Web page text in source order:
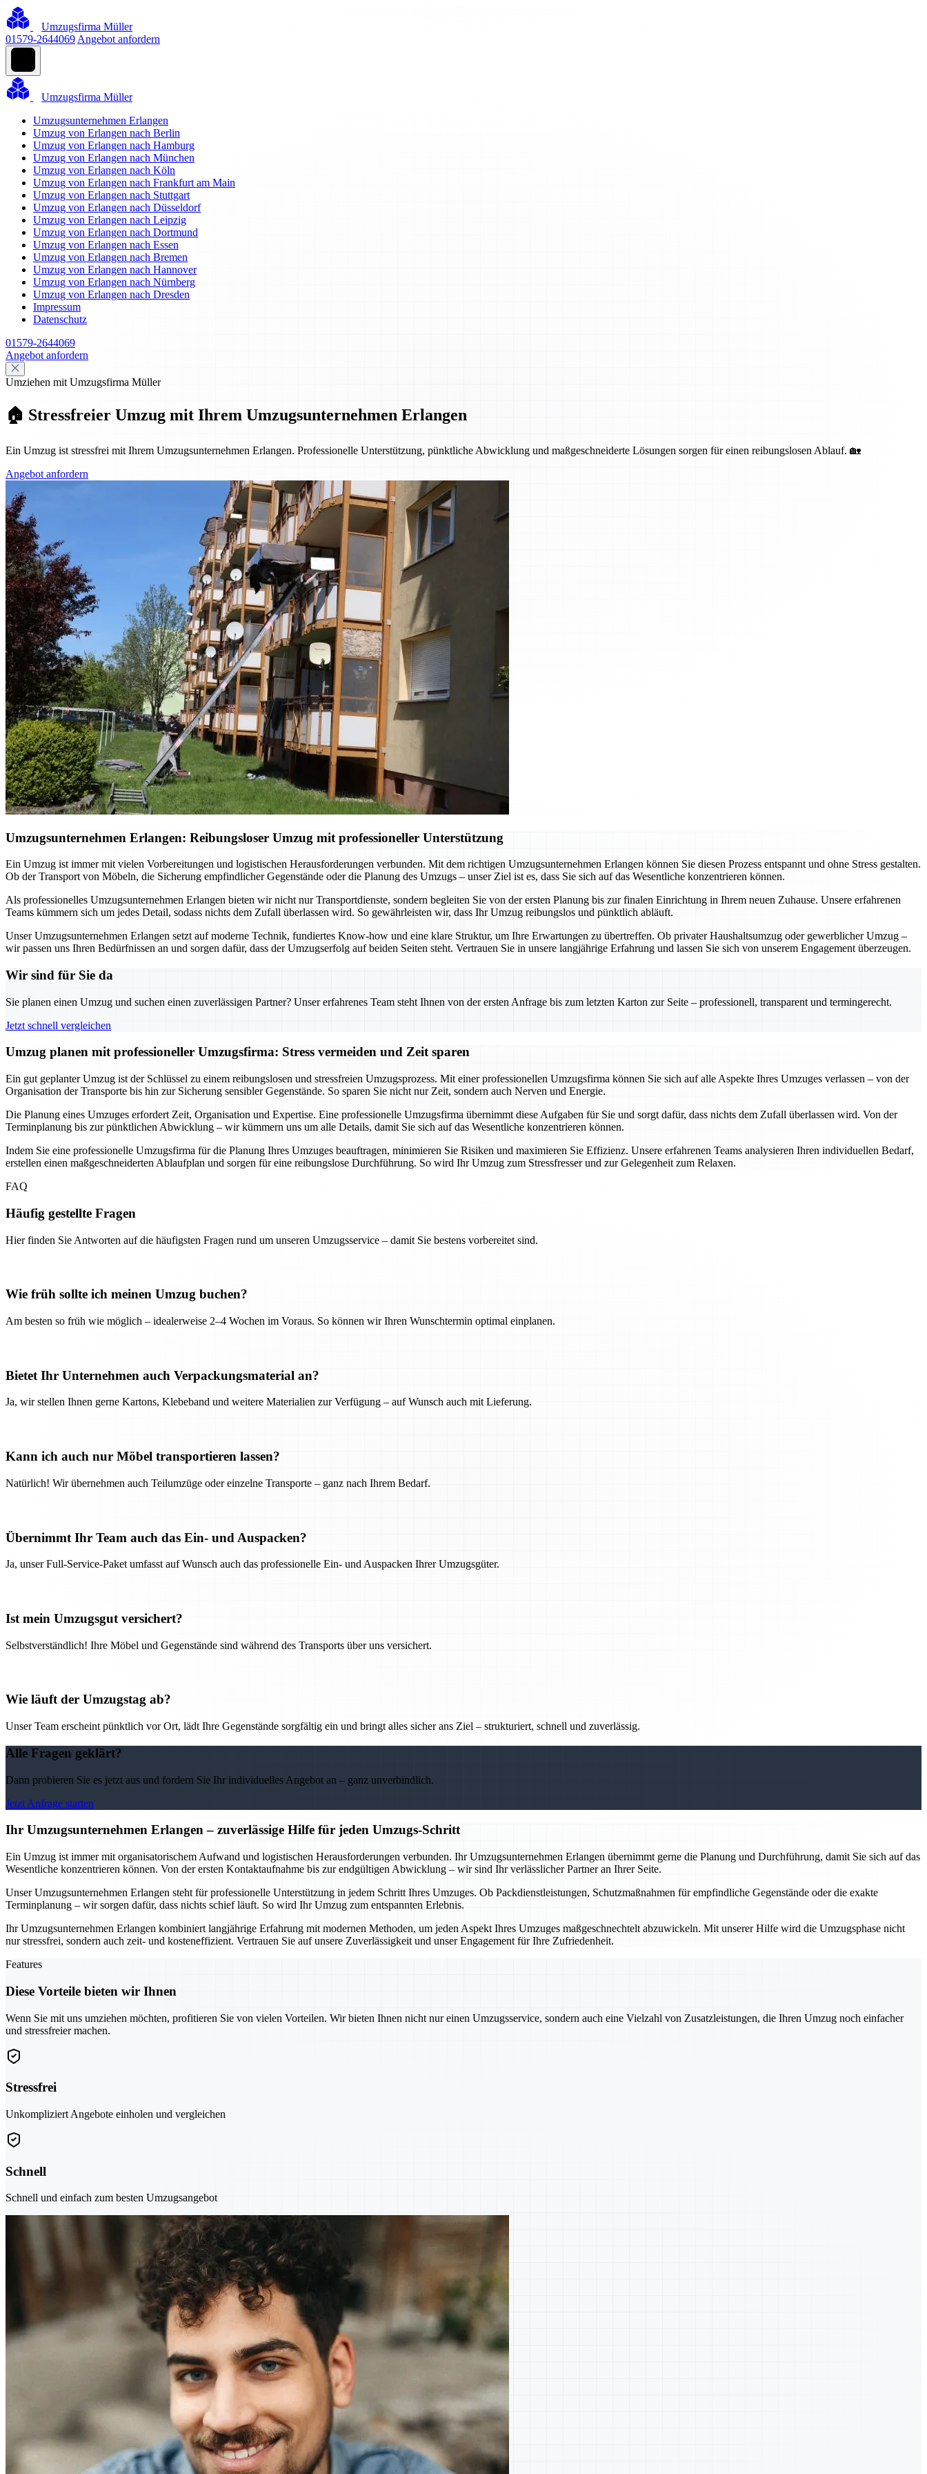
Umzugsfirma Müller
01579-2644069 Angebot anfordern
Umzugsfirma Müller
Umzugsunternehmen Erlangen
Umzug von Erlangen nach Berlin
Umzug von Erlangen nach Hamburg
Umzug von Erlangen nach München
Umzug von Erlangen nach Köln
Umzug von Erlangen nach Frankfurt am Main
Umzug von Erlangen nach Stuttgart
Umzug von Erlangen nach Düsseldorf
Umzug von Erlangen nach Leipzig
Umzug von Erlangen nach Dortmund
Umzug von Erlangen nach Essen
Umzug von Erlangen nach Bremen
Umzug von Erlangen nach Hannover
Umzug von Erlangen nach Nürnberg
Umzug von Erlangen nach Dresden
Impressum
Datenschutz
01579-2644069
Angebot anfordern
Umziehen mit Umzugsfirma Müller
🏠 Stressfreier Umzug mit Ihrem Umzugsunternehmen Erlangen
Ein Umzug ist stressfrei mit Ihrem Umzugsunternehmen Erlangen. Professionelle Unterstützung, pünktliche Abwicklung und maßgeschneiderte Lösungen sorgen für einen reibungslosen Ablauf. 🏡
Angebot anfordern
Umzugsunternehmen Erlangen: Reibungsloser Umzug mit professioneller Unterstützung
Ein Umzug ist immer mit vielen Vorbereitungen und logistischen Herausforderungen verbunden. Mit dem richtigen Umzugsunternehmen Erlangen können Sie diesen Prozess entspannt und ohne Stress gestalten.
Ob der Transport von Möbeln, die Sicherung empfindlicher Gegenstände oder die Planung des Umzugs – unser Ziel ist es, dass Sie sich auf das Wesentliche konzentrieren können.
Als professionelles Umzugsunternehmen Erlangen bieten wir nicht nur Transportdienste, sondern begleiten Sie von der ersten Planung bis zur finalen Einrichtung in Ihrem neuen Zuhause. Unsere erfahrenen
Teams kümmern sich um jedes Detail, sodass nichts dem Zufall überlassen wird. So gewährleisten wir, dass Ihr Umzug reibungslos und pünktlich abläuft.
Unser Umzugsunternehmen Erlangen setzt auf moderne Technik, fundiertes Know-how und eine klare Struktur, um Ihre Erwartungen zu übertreffen. Ob privater Haushaltsumzug oder gewerblicher Umzug –
wir passen uns Ihren Bedürfnissen an und sorgen dafür, dass der Umzugserfolg auf beiden Seiten steht. Vertrauen Sie in unsere langjährige Erfahrung und lassen Sie sich von unserem Engagement überzeugen.
Wir sind für Sie da
Sie planen einen Umzug und suchen einen zuverlässigen Partner? Unser erfahrenes Team steht Ihnen von der ersten Anfrage bis zum letzten Karton zur Seite – professionell, transparent und termingerecht.
Jetzt schnell vergleichen
Umzug planen mit professioneller Umzugsfirma: Stress vermeiden und Zeit sparen
Ein gut geplanter Umzug ist der Schlüssel zu einem reibungslosen und stressfreien Umzugsprozess. Mit einer professionellen Umzugsfirma können Sie sich auf alle Aspekte Ihres Umzuges verlassen – von der
Organisation der Transporte bis hin zur Sicherung sensibler Gegenstände. So sparen Sie nicht nur Zeit, sondern auch Nerven und Energie.
Die Planung eines Umzuges erfordert Zeit, Organisation und Expertise. Eine professionelle Umzugsfirma übernimmt diese Aufgaben für Sie und sorgt dafür, dass nichts dem Zufall überlassen wird. Von der
Terminplanung bis zur pünktlichen Abwicklung – wir kümmern uns um alle Details, damit Sie sich auf das Wesentliche konzentrieren können.
Indem Sie eine professionelle Umzugsfirma für die Planung Ihres Umzuges beauftragen, minimieren Sie Risiken und maximieren Sie Effizienz. Unsere erfahrenen Teams analysieren Ihren individuellen Bedarf,
erstellen einen maßgeschneiderten Ablaufplan und sorgen für eine reibungslose Durchführung. So wird Ihr Umzug zum Stressfresser und zur Gelegenheit zum Relaxen.
FAQ
Häufig gestellte Fragen
Hier finden Sie Antworten auf die häufigsten Fragen rund um unseren Umzugsservice – damit Sie bestens vorbereitet sind.
Wie früh sollte ich meinen Umzug buchen?
Am besten so früh wie möglich – idealerweise 2–4 Wochen im Voraus. So können wir Ihren Wunschtermin optimal einplanen.
Bietet Ihr Unternehmen auch Verpackungsmaterial an?
Ja, wir stellen Ihnen gerne Kartons, Klebeband und weitere Materialien zur Verfügung – auf Wunsch auch mit Lieferung.
Kann ich auch nur Möbel transportieren lassen?
Natürlich! Wir übernehmen auch Teilumzüge oder einzelne Transporte – ganz nach Ihrem Bedarf.
Übernimmt Ihr Team auch das Ein- und Auspacken?
Ja, unser Full-Service-Paket umfasst auf Wunsch auch das professionelle Ein- und Auspacken Ihrer Umzugsgüter.
Ist mein Umzugsgut versichert?
Selbstverständlich! Ihre Möbel und Gegenstände sind während des Transports über uns versichert.
Wie läuft der Umzugstag ab?
Unser Team erscheint pünktlich vor Ort, lädt Ihre Gegenstände sorgfältig ein und bringt alles sicher ans Ziel – strukturiert, schnell und zuverlässig.
Alle Fragen geklärt?
Dann probieren Sie es jetzt aus und fordern Sie Ihr individuelles Angebot an – ganz unverbindlich.
Jetzt Anfrage starten
Ihr Umzugsunternehmen Erlangen – zuverlässige Hilfe für jeden Umzugs-Schritt
Ein Umzug ist immer mit organisatorischem Aufwand und logistischen Herausforderungen verbunden. Ihr Umzugsunternehmen Erlangen übernimmt gerne die Planung und Durchführung, damit Sie sich auf das
Wesentliche konzentrieren können. Von der ersten Kontaktaufnahme bis zur endgültigen Abwicklung – wir sind Ihr verlässlicher Partner an Ihrer Seite.
Unser Umzugsunternehmen Erlangen steht für professionelle Unterstützung in jedem Schritt Ihres Umzuges. Ob Packdienstleistungen, Schutzmaßnahmen für empfindliche Gegenstände oder die exakte
Terminplanung – wir sorgen dafür, dass nichts schief läuft. So wird Ihr Umzug zum entspannten Erlebnis.
Ihr Umzugsunternehmen Erlangen kombiniert langjährige Erfahrung mit modernen Methoden, um jeden Aspekt Ihres Umzuges maßgeschnechtelt abzuwickeln. Mit unserer Hilfe wird die Umzugsphase nicht
nur stressfrei, sondern auch zeit- und kosteneffizient. Vertrauen Sie auf unsere Zuverlässigkeit und unser Engagement für Ihre Zufriedenheit.
Features
Diese Vorteile bieten wir Ihnen
Wenn Sie mit uns umziehen möchten, profitieren Sie von vielen Vorteilen. Wir bieten Ihnen nicht nur einen Umzugsservice, sondern auch eine Vielzahl von Zusatzleistungen, die Ihren Umzug noch einfacher
und stressfreier machen.
Stressfrei
Unkompliziert Angebote einholen und vergleichen
Schnell
Schnell und einfach zum besten Umzugsangebot